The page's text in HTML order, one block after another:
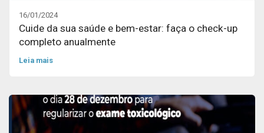
16/01/2024
Cuide da sua saúde e bem-estar: faça o check-up
completo anualmente
Leia mais